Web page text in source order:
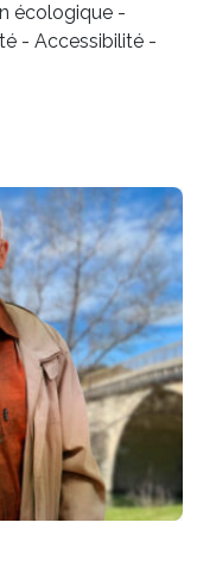
écologique -
- Accessibilité -